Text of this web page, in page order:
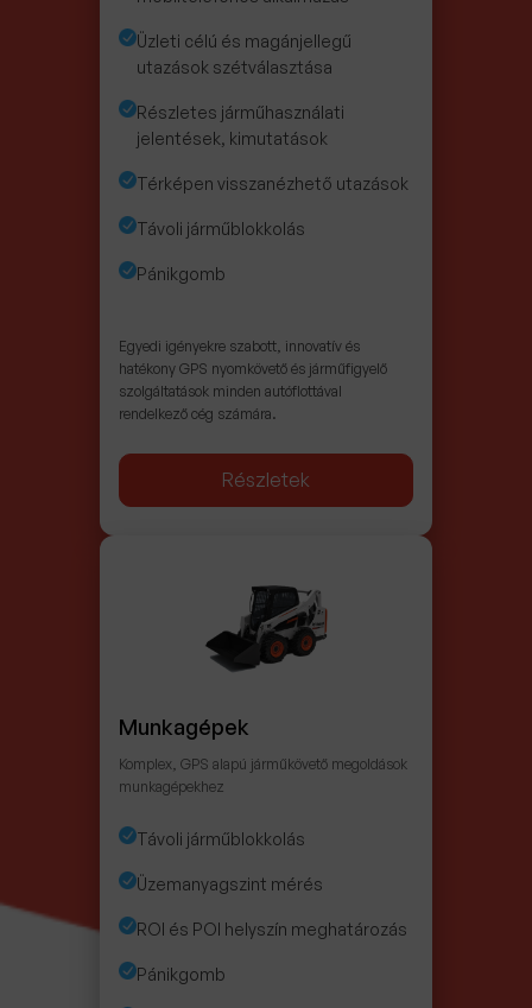
Üzleti célú és magánjellegű
utazások szétválasztása
Részletes járműhasználati
jelentések, kimutatások
Térképen visszanézhető utazások
Távoli járműblokkolás
Pánikgomb
Egyedi igényekre szabott, innovatív és
hatékony GPS nyomkövető és járműfigyelő
szolgáltatások minden autóflottával
rendelkező cég számára.
Részletek
Munkagépek
Komplex, GPS alapú járműkövető megoldások
munkagépekhez
Távoli járműblokkolás
Üzemanyagszint mérés
ROI és POI helyszín meghatározás
Pánikgomb